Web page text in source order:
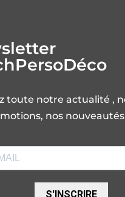
toute notre actualité ,
nos
S'INSCRIRE